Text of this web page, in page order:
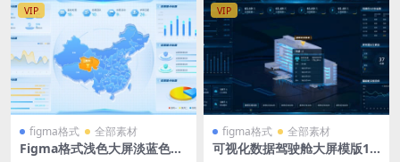
VIP
figma格式 全部素材
Figma格式浅色大屏淡蓝色智
VIP
figma格式 全部素材
可视化数据驾驶舱大屏模版19